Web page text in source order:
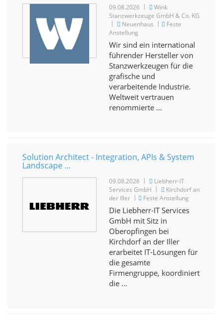
09.08.2026 |
Wink
Stanzwerkzeuge GmbH & Co. KG
|
Neuenhaus |
Feste
Anstellung
Wir sind ein international
führender Hersteller von
Stanzwerkzeugen für die
grafische und
verarbeitende Industrie.
Weltweit vertrauen
renommierte ...
Solution Architect - Integration, APIs & System
Landscape ...
09.08.2026 |
Liebherr-IT
Services GmbH |
Kirchdorf an
der Iller | Feste Anstellung
Die Liebherr-IT Services
GmbH mit Sitz in
Oberopfingen bei
Kirchdorf an der Iller
erarbeitet IT-Lösungen für
die gesamte
Firmengruppe, koordiniert
die ...